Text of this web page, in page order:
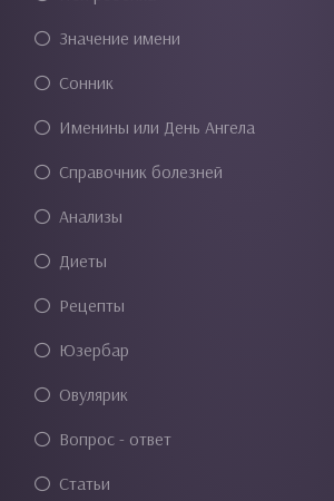
Значение имени
Сонник
Именины или День Ангела
Справочник болезней
Анализы
Диеты
Рецепты
Юзербар
Овулярик
Вопрос - ответ
Статьи